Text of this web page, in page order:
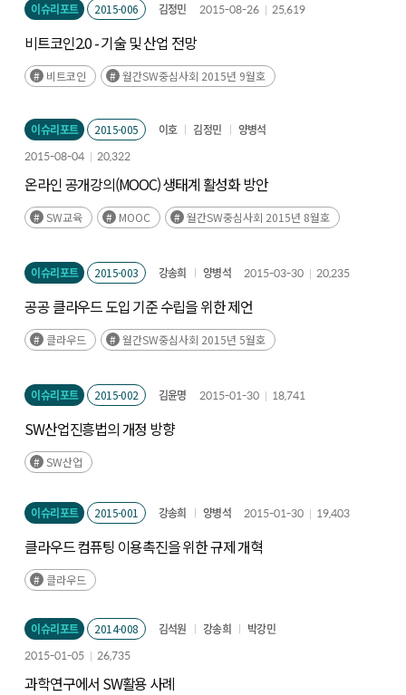
이슈리포트 2015-006 김정민 2015-08-26 25,619
비트코인2.0 - 기술 및 산업 전망
비트코인 월간SW중심사회 2015년 9월호
이슈리포트 2015-005 이호 김정민
양병석
2015-08-04
20,322
온라인 공개강의(MOOC) 생태계 활성화 방안
SW교육 MOOC 월간SW중심사회 2015년 8월호
이슈리포트 2015-003 강송희 양병석 2015-03-30 20,235
공공 클라우드 도입 기준 수립을 위한 제언
클라우드 월간SW중심사회 2015년 5월호
이슈리포트 2015-002 김윤명 2015-01-30 18,741
SW산업진흥법의 개정 방향
SW산업
이슈리포트 2015-001 강송희 양병석 2015-01-30 19,403
클라우드 컴퓨팅 이용촉진을 위한 규제 개혁
클라우드
이슈리포트 2014-008 김석원 강송희
박강민
2015-01-05
26,735
과학연구에서 SW활용 사례